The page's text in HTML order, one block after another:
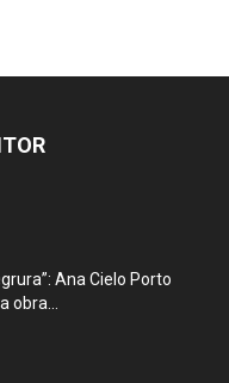
Ana Cielo Porto
obra...